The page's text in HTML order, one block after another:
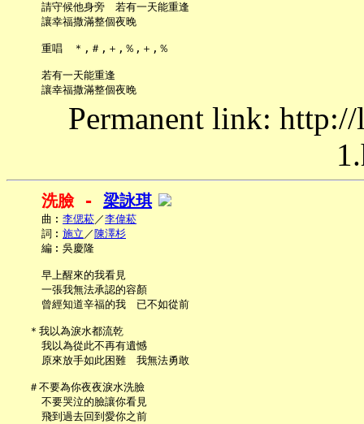
     請守候他身旁　若有一天能重逢
     讓幸福撒滿整個夜晚
     重唱　＊,＃,＋,％,＋,％
     若有一天能重逢
Permanent link:
洗臉 - 梁詠琪
     曲︰
李偲菘／李偉菘
     詞︰
施立 ／ 陳澤杉
     編︰吳慶隆
     早上醒來的我看見
     一張我無法承認的容顏
     曾經知道辛福的我　已不如從前
   ＊我以為淚水都流乾
     我以為從此不再有遺憾
     原來放手如此困難　我無法勇敢
   ＃不要為你夜夜淚水洗臉
     不要哭泣的臉讓你看見
     飛到過去回到愛你之前